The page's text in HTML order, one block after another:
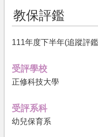
年
計
評
鑑
果
文
教保評鑑
111年度下半年(追蹤評
受評學校
正修科技大學
受評系科
幼兒保育系